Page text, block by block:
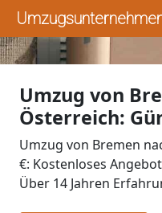
Umzug von
Österreich:
Umzug von Bremen
€: Kostenloses
Über 14 Jahren